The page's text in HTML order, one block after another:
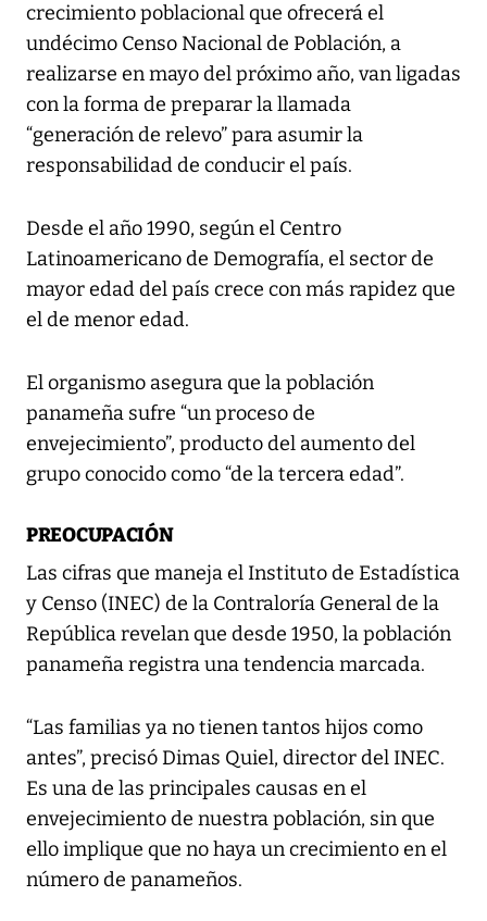
crecimiento poblacional que ofrecerá el
undécimo Censo Nacional de Población, a
realizarse en mayo del próximo año, van ligadas
con la forma de preparar la llamada
“generación de relevo” para asumir la
responsabilidad de conducir el país.
Desde el año 1990, según el Centro
Latinoamericano de Demografía, el sector de
mayor edad del país crece con más rapidez que
el de menor edad.
El organismo asegura que la población
panameña sufre “un proceso de
envejecimiento”, producto del aumento del
grupo conocido como “de la tercera edad”.
PREOCUPACIÓN
Las cifras que maneja el Instituto de Estadística
y Censo (INEC) de la Contraloría General de la
República revelan que desde 1950, la población
panameña registra una tendencia marcada.
“Las familias ya no tienen tantos hijos como
antes”, precisó Dimas Quiel, director del INEC.
Es una de las principales causas en el
envejecimiento de nuestra población, sin que
ello implique que no haya un crecimiento en el
número de panameños.